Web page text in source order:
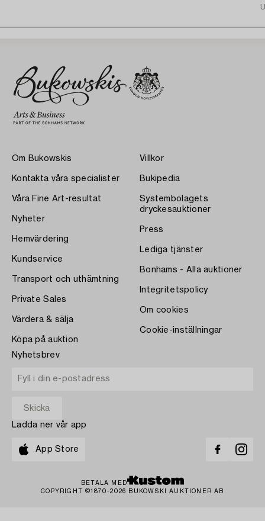
Om Bukowskis
Kontakta våra specialister
Våra Fine Art-resultat
Nyheter
Hemvärdering
Kundservice
Transport och uthämtning
Private Sales
Värdera & sälja
Köpa på auktion
Villkor
Bukipedia
Systembolagets
dryckesauktioner
Press
Lediga tjänster
Bonhams - Alla auktioner
Integritetspolicy
Om cookies
Cookie-inställningar
Nyhetsbrev
Ladda ner vår app
App Store
BETALA MED
COPYRIGHT ©1870-2026 BUKOWSKI AUKTIONER AB